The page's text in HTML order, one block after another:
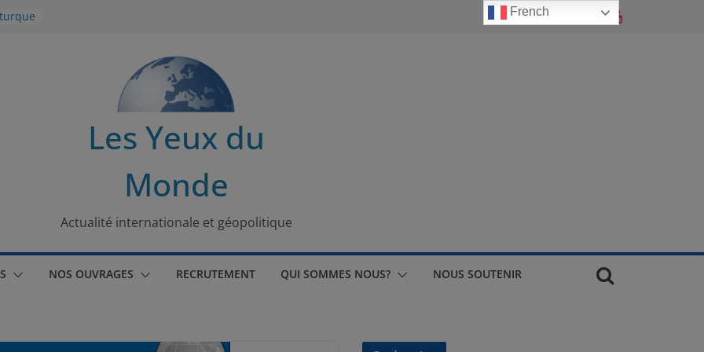
Les Yeux du
Monde
Actualité internationale et géopolitique
NOS OUVRAGES RECRUTEMENT QUI SOMMES NOUS? NOUS SOUTENIR
French